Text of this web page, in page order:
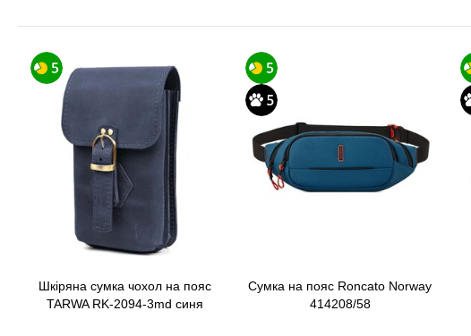
Шкіряна сумка чохол на пояс
TARWA RK-2094-3md синя
Сумка на пояс Roncato Norway
414208/58